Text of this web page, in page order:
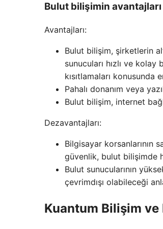
Bulut bilişimin
Avantajları:
Bulut bilişim, şirketlerin
sunucuları hızlı ve
kısıtlamaları konusunda
Pahalı donanım veya
Bulut bilişim, internet
Dezavantajları:
Bilgisayar korsanlarının
güvenlik, bulut bilişimde
Bulut sunucularının
çevrimdışı olabileceği
Kuantum Bilişim